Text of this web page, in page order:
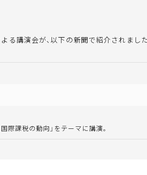
る講演会が、以下の新聞で紹介されました
際課税の動向」をテーマに講演。